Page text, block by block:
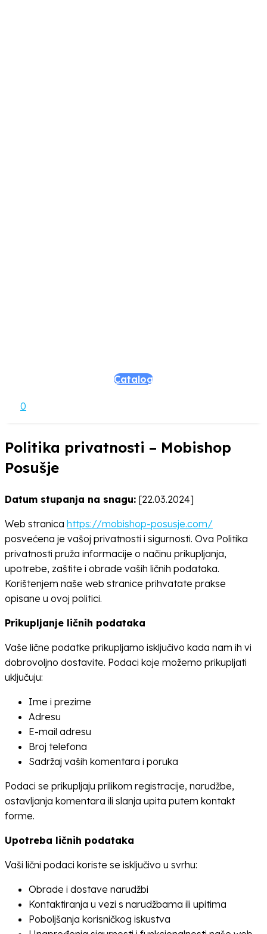
Catalog
0
Politika privatnosti – Mobishop
Posušje
Datum stupanja na snagu: [22.03.2024]
Web stranica https://mobishop-posusje.com/
posvećena je vašoj privatnosti i sigurnosti. Ova Politika
privatnosti pruža informacije o načinu prikupljanja,
upotrebe, zaštite i obrade vaših ličnih podataka.
Korištenjem naše web stranice prihvatate prakse
opisane u ovoj politici.
Prikupljanje ličnih podataka
Vaše lične podatke prikupljamo isključivo kada nam ih vi
dobrovoljno dostavite. Podaci koje možemo prikupljati
uključuju:
Ime i prezime
Adresu
E-mail adresu
Broj telefona
Sadržaj vaših komentara i poruka
Podaci se prikupljaju prilikom registracije, narudžbe,
ostavljanja komentara ili slanja upita putem kontakt
forme.
Upotreba ličnih podataka
Vaši lični podaci koriste se isključivo u svrhu:
Obrade i dostave narudžbi
Kontaktiranja u vezi s narudžbama ili upitima
Poboljšanja korisničkog iskustva